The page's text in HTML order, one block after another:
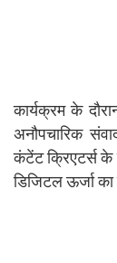
कार्यक्रम के
अनौपचारिक
कंटेंट क्रिएटर्स के
डिजिटल ऊर्जा का